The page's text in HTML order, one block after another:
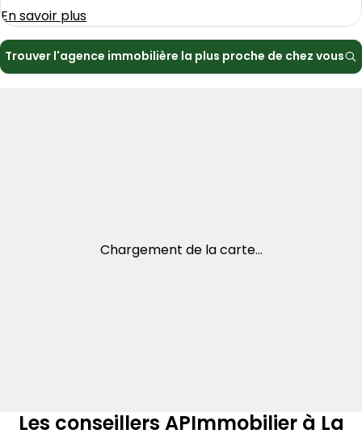
En savoir plus
Trouver l'agence immobilière la plus proche de chez vous
Chargement de la carte...
Les conseillers APImmobilier à La